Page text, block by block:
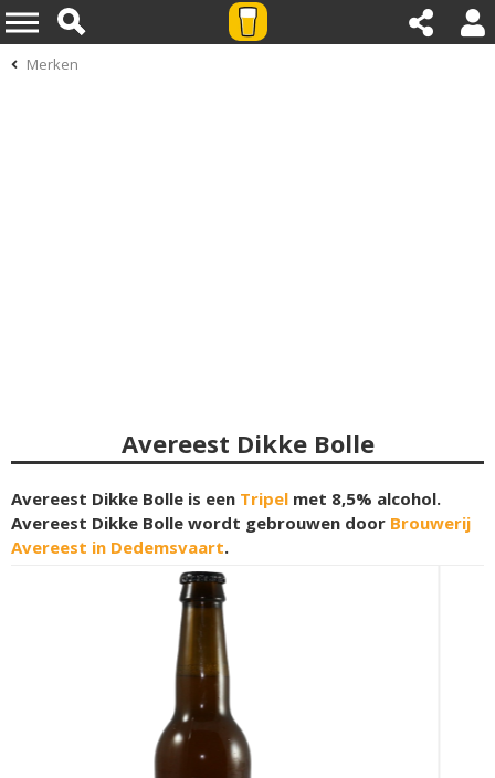
Merken
Avereest Dikke Bolle
Avereest Dikke Bolle is een Tripel met 8,5% alcohol.
Avereest Dikke Bolle wordt gebrouwen door Brouwerij
Avereest in Dedemsvaart.